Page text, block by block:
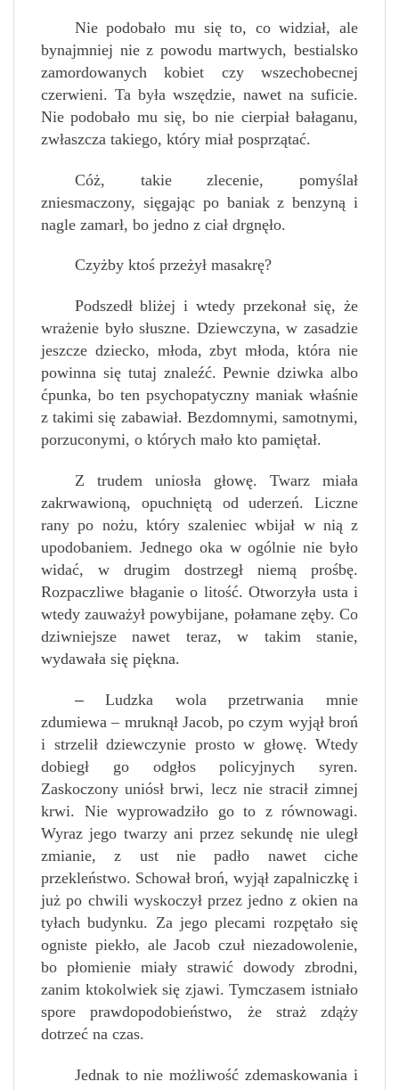
Nie podobało mu się to, co widział, ale
bynajmniej nie z powodu martwych, bestialsko
zamordowanych kobiet czy wszechobecnej
czerwieni. Ta była wszędzie, nawet na suficie.
Nie podobało mu się, bo nie cierpiał bałaganu,
zwłaszcza takiego, który miał posprzątać.
Cóż, takie zlecenie, pomyślał
zniesmaczony, sięgając po baniak z benzyną i
nagle zamarł, bo jedno z ciał drgnęło.
Czyżby ktoś przeżył masakrę?
Podszedł bliżej i wtedy przekonał się, że
wrażenie było słuszne. Dziewczyna, w zasadzie
jeszcze dziecko, młoda, zbyt młoda, która nie
powinna się tutaj znaleźć. Pewnie dziwka albo
ćpunka, bo ten psychopatyczny maniak właśnie
z takimi się zabawiał. Bezdomnymi, samotnymi,
porzuconymi, o których mało kto pamiętał.
Z trudem uniosła głowę. Twarz miała
zakrwawioną, opuchniętą od uderzeń. Liczne
rany po nożu, który szaleniec wbijał w nią z
upodobaniem. Jednego oka w ogólnie nie było
widać, w drugim dostrzegł niemą prośbę.
Rozpaczliwe błaganie o litość. Otworzyła usta i
wtedy zauważył powybijane, połamane zęby. Co
dziwniejsze nawet teraz, w takim stanie,
wydawała się piękna.
–Ludzka wola przetrwania mnie
zdumiewa – mruknął Jacob, po czym wyjął broń
i strzelił dziewczynie prosto w głowę. Wtedy
dobiegł go odgłos policyjnych syren.
Zaskoczony uniósł brwi, lecz nie stracił zimnej
krwi. Nie wyprowadziło go to z równowagi.
Wyraz jego twarzy ani przez sekundę nie uległ
zmianie, z ust nie padło nawet ciche
przekleństwo. Schował broń, wyjął zapalniczkę i
już po chwili wyskoczył przez jedno z okien na
tyłach budynku. Za jego plecami rozpętało się
ogniste piekło, ale Jacob czuł niezadowolenie,
bo płomienie miały strawić dowody zbrodni,
zanim ktokolwiek się zjawi. Tymczasem istniało
spore prawdopodobieństwo, że straż zdąży
dotrzeć na czas.
Jednak to nie możliwość zdemaskowania i